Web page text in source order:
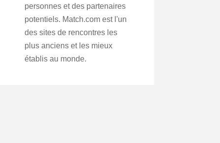
personnes et des partenaires
potentiels. Match.com est l'un
des sites de rencontres les
plus anciens et les mieux
établis au monde.